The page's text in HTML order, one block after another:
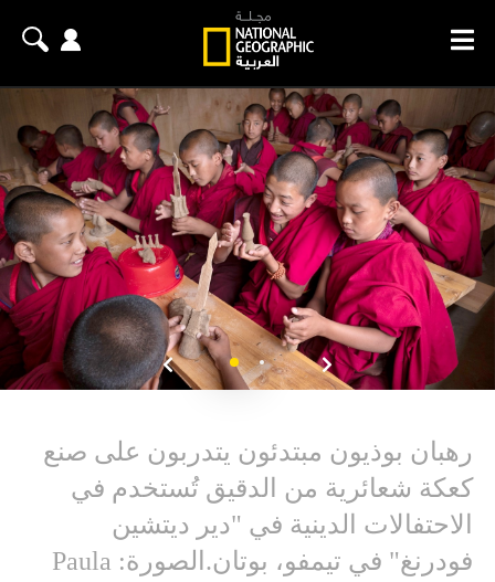
رهبان بوذيون مبتدئون يتدربون على صنع
كعكة شعائرية من الدقيق تُستخدم في
الاحتفالات الدينية في "دير ديتشين
فودرنغ" في تيمفو، بوتان.الصورة: Paula